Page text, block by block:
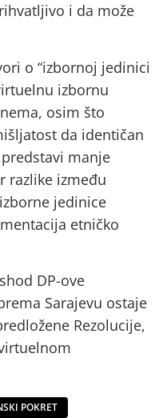
i da može
o “izbornoj jedinici
izbornu
osim što
da identičan
manje
razlike između
jedinice
etničko
DP-ove
Sarajevu ostaje
Rezolucije,
POKRET